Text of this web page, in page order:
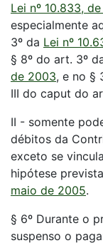
Lei nº 10.833,
especialmente
3º da Lei nº
§ 8º do art. 3º
de 2003, e no §
III do caput do
II - somente
débitos da
exceto se
hipótese
maio de 2005.
§ 6º Durante o
suspenso o